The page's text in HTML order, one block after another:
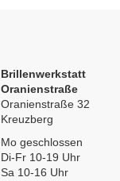
Brillenwerkstatt
Oranienstraße
Oranienstraße 32
Kreuzberg
Mo geschlossen
Di-Fr 10-19 Uhr
Sa 10-16 Uhr